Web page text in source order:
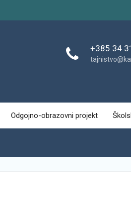
+385 34
Odgojno-obrazovni projekt